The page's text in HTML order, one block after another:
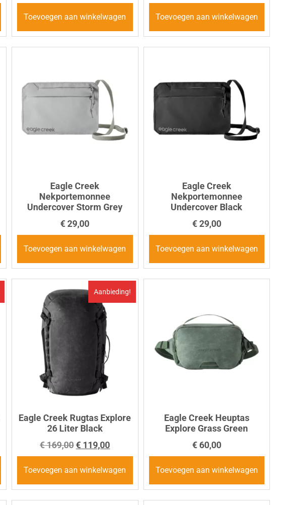
Toevoegen aan winkelwagen Toevoegen aan winkelwagen
Eagle Creek
Nekportemonnee
Undercover Storm Grey
€29,00
Toevoegen aan winkelwagen
Eagle Creek
Nekportemonnee
Undercover Black
€29,00
Toevoegen aan winkelwagen
Aanbieding!
Eagle Creek Rugtas Explore
26 Liter Black
€169,00€ 119,00
Toevoegen aan winkelwagen
Eagle Creek Heuptas
Explore Grass Green
€60,00
Toevoegen aan winkelwagen